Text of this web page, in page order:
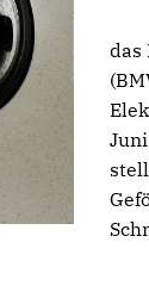
das